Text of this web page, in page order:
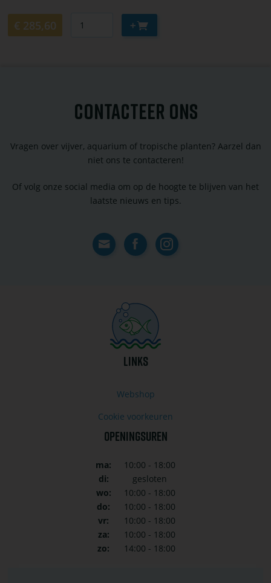
€ 285,60 Aantal Aan
winkelwagen
CONTACTEER ONS
Vragen over vijver, aquarium of tropische planten? Aarzel dan
niet ons te contacteren!
Of volg onze social media om op de hoogte te blijven van het
laatste nieuws en tips.
ContactFacebookInstagram
LINKS
Webshop
Cookie voorkeuren
OPENINGSUREN
ma:
10:00 - 18:00
di:
gesloten
wo:
10:00 - 18:00
do:
10:00 - 18:00
vr:
10:00 - 18:00
za:
10:00 - 18:00
zo:
14:00 - 18:00